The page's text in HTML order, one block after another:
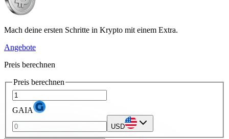
Mach deine ersten Schritte in Krypto mit einem Extra.
Angebote
Preis berechnen
Preis berechnen
GAIA
USD